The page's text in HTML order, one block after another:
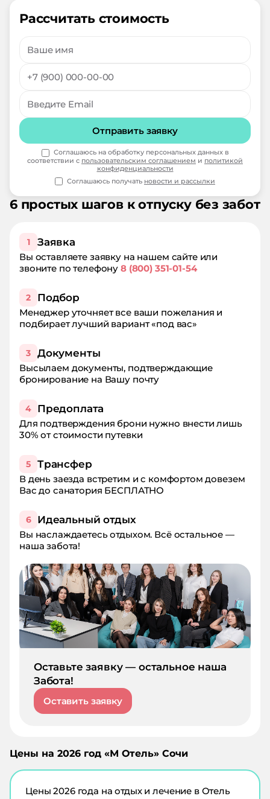
Рассчитать стоимость
Отправить заявку
Соглашаюсь на обработку персональных данных в
соответствии с пользовательским соглашением и политикой
конфиденциальности
Соглашаюсь получать новости и рассылки
6 простых шагов к отпуску без забот
1 Заявка
Вы оставляете заявку на нашем сайте или
звоните по телефону8 (800) 351-01-54
2 Подбор
Менеджер уточняет все ваши пожелания и
подбирает лучший вариант «под вас»
3 Документы
Высылаем документы, подтверждающие
бронирование на Вашу почту
4 Предоплата
Для подтверждения брони нужно внести лишь
30% от стоимости путевки
5 Трансфер
В день заезда встретим и с комфортом довезем
Вас до санатория БЕСПЛАТНО
6 Идеальный отдых
Вы наслаждаетесь отдыхом. Всё остальное —
наша забота!
Оставьте заявку — остальное наша
Забота!
Оставить заявку
Цены на 2026 год «М Отель» Сочи
Цены2026года на отдых и лечение в Отель